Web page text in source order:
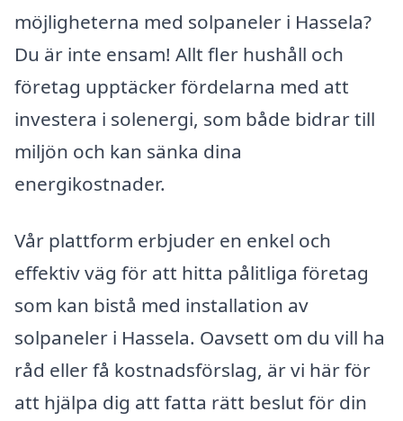
möjligheterna med solpaneler i Hassela?
Du är inte ensam! Allt fler hushåll och
företag upptäcker fördelarna med att
investera i solenergi, som både bidrar till
miljön och kan sänka dina
energikostnader.
Vår plattform erbjuder en enkel och
effektiv väg för att hitta pålitliga företag
som kan bistå med installation av
solpaneler i Hassela. Oavsett om du vill ha
råd eller få kostnadsförslag, är vi här för
att hjälpa dig att fatta rätt beslut för din